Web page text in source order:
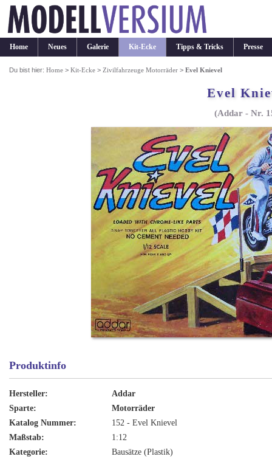
Home Neues Galerie Kit-Ecke Tipps & Tricks Presse
Du bist hier:Home >Kit-Ecke > Zivilfahrzeuge Motorräder >Evel Knievel
Evel
(Addar - Nr.
Produktinfo
Hersteller:
Addar
Sparte:
Motorräder
Katalog Nummer:
152 - Evel Knievel
Maßstab:
1:12
Kategorie:
Bausätze (Plastik)